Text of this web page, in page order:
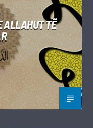
ALLAHUT TË